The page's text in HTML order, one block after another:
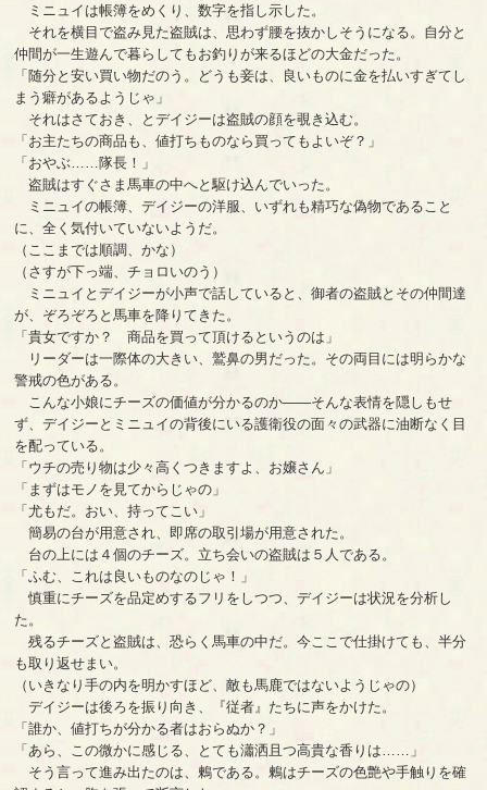
ミニュイは帳簿をめくり、数字を指し示した。
それを横目で盗み見た盗賊は、思わず腰を抜かしそうになる。自分と
仲間が一生遊んで暮らしてもお釣りが来るほどの大金だった。
「随分と安い買い物だのう。どうも妾は、良いものに金を払いすぎてし
まう癖があるようじゃ」
それはさておき、とデイジーは盗賊の顔を覗き込む。
「お主たちの商品も、値打ちものなら買ってもよいぞ？」
「おやぶ……隊長！」
盗賊はすぐさま馬車の中へと駆け込んでいった。
ミニュイの帳簿、デイジーの洋服、いずれも精巧な偽物であること
に、全く気付いていないようだ。
（ここまでは順調、かな）
（さすが下っ端、チョロいのう）
ミニュイとデイジーが小声で話していると、御者の盗賊とその仲間達
が、ぞろぞろと馬車を降りてきた。
「貴女ですか？ 商品を買って頂けるというのは」
リーダーは一際体の大きい、鷲鼻の男だった。その両目には明らかな
警戒の色がある。
こんな小娘にチーズの価値が分かるのか――そんな表情を隠しもせ
ず、デイジーとミニュイの背後にいる護衛役の面々の武器に油断なく目
を配っている。
「ウチの売り物は少々高くつきますよ、お嬢さん」
「まずはモノを見てからじゃの」
「尤もだ。おい、持ってこい」
簡易の台が用意され、即席の取引場が用意された。
台の上には４個のチーズ。立ち会いの盗賊は５人である。
「ふむ、これは良いものなのじゃ！」
慎重にチーズを品定めするフリをしつつ、デイジーは状況を分析し
た。
残るチーズと盗賊は、恐らく馬車の中だ。今ここで仕掛けても、半分
も取り返せまい。
（いきなり手の内を明かすほど、敵も馬鹿ではないようじゃの）
デイジーは後ろを振り向き、『従者』たちに声をかけた。
「誰か、値打ちが分かる者はおらぬか？」
「あら、この微かに感じる、とても瀟洒且つ高貴な香りは……」
そう言って進み出たのは、鶫である。鶫はチーズの色艶や手触りを確